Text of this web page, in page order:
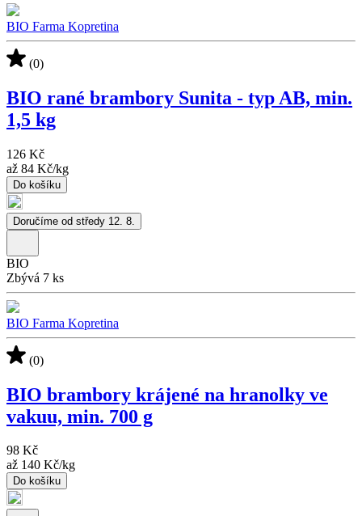
BIO Farma Kopretina
(0)
BIO rané brambory Sunita - typ AB, min.
1,5 kg
126 Kč
až 84 Kč/kg
Do košíku
Doručíme od středy 12. 8.
BIO
Zbývá 7 ks
BIO Farma Kopretina
(0)
BIO brambory krájené na hranolky ve
vakuu, min. 700 g
98 Kč
až 140 Kč/kg
Do košíku